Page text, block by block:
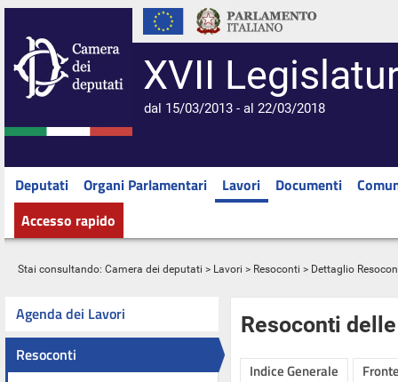
XVII
dal 15/03/2013 - al 22/03/2018
Deputati Organi Parlamentari Lavori Documenti
Accesso rapido
Stai consultando: Camera dei deputati > Lavori > Resoconti > Dettaglio
Agenda dei Lavori
Resoconti
Resoconti
Indice Generale